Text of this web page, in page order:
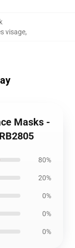
visage,
Masks -
80%
20%
0%
0%
0%